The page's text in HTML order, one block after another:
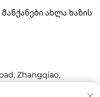
ახლა ხაზის
Zhangqiao,
Wenzhou City,